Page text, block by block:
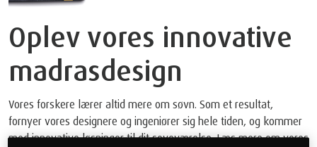
Oplev vores innovative
madrasdesign
Vores forskere lærer altid mere om søvn. Som et resultat,
fornyer vores designere og ingeniører sig hele tiden, og kommer
med innovative løsninger til dit soveværelse. Læs mere om vores